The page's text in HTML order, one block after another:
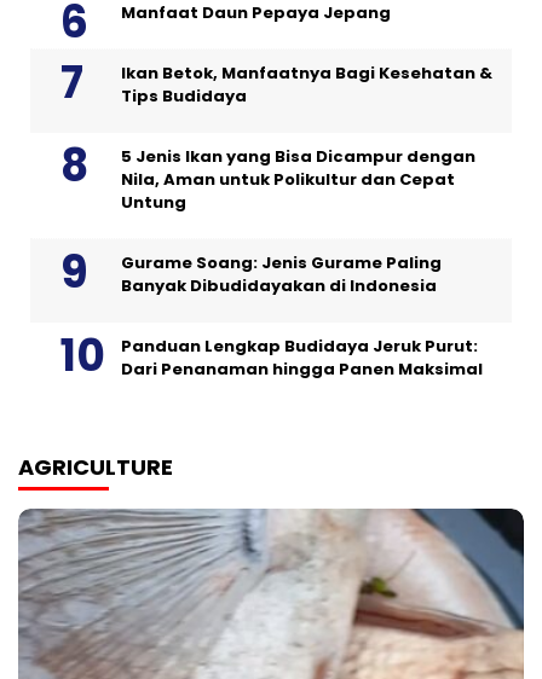
Manfaat Daun Pepaya Jepang
Ikan Betok, Manfaatnya Bagi Kesehatan &
Tips Budidaya
5 Jenis Ikan yang Bisa Dicampur dengan
Nila, Aman untuk Polikultur dan Cepat
Untung
Gurame Soang: Jenis Gurame Paling
Banyak Dibudidayakan di Indonesia
Panduan Lengkap Budidaya Jeruk Purut:
Dari Penanaman hingga Panen Maksimal
AGRICULTURE